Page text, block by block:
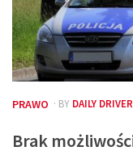
PRAWO · BY DAILY DRIVER
Brak